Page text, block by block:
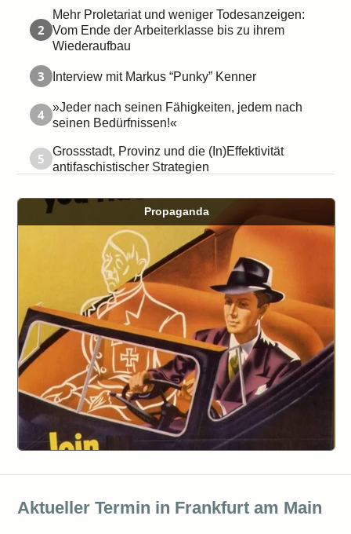
2
Mehr Proletariat und weniger Todesanzeigen:
Vom Ende der Arbeiterklasse bis zu ihrem
Wiederaufbau
3 Interview mit Markus “Punky” Kenner
4
»Jeder nach seinen Fähigkeiten, jedem nach
seinen Bedürfnissen!«
5
Grossstadt, Provinz und die (In)Effektivität
antifaschistischer Strategien
Propaganda
Aktueller Termin in Frankfurt am Main